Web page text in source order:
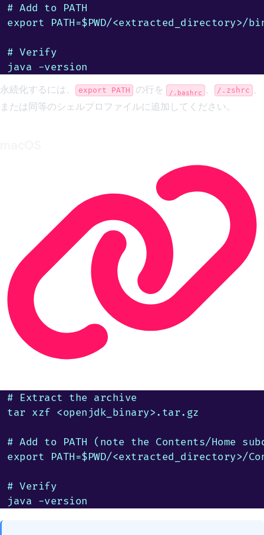
# Add to PATH
export PATH=$PWD/<extracted_directory>/
# Verify
java -version
永続化するには、
export PATH の行を /.bashrc 、 /.zshrc 、
または同等のシェルプロファイルに追加してください。
# Extract the archive
tar xzf <openjdk_binary>.tar.gz
# Add to PATH (note the Contents/Home
export PATH=$PWD/<extracted_directory>/
# Verify
java -version